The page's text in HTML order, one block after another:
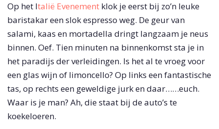
Op het Italië Evenement klok je eerst bij zo’n leuke
baristakar een slok espresso weg. De geur van
salami, kaas en mortadella dringt langzaam je neus
binnen. Oef. Tien minuten na binnenkomst sta je in
het paradijs der verleidingen. Is het al te vroeg voor
een glas wijn of limoncello? Op links een fantastische
tas, op rechts een geweldige jurk en daar……euch.
Waar is je man? Ah, die staat bij de auto’s te
koekeloeren.